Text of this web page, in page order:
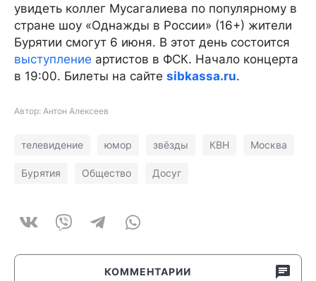
увидеть коллег Мусагалиева по популярному в
стране шоу «Однажды в России» (16+) жители
Бурятии смогут 6 июня. В этот день состоится
выступление артистов в ФСК. Начало концерта
в 19:00. Билеты на сайте sibkassa.ru.
Автор: Антон Алексеев
телевидение юмор звёзды КВН Москва
Бурятия Общество Досуг
КОММЕНТАРИИ